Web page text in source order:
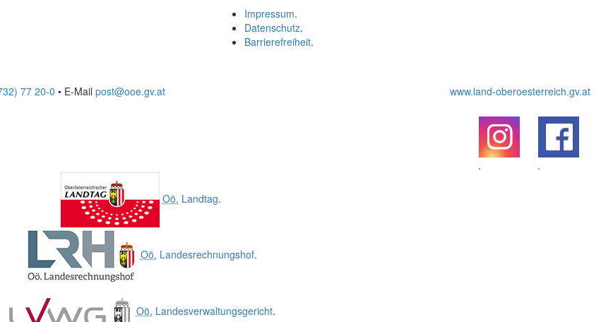
Impressum.
Datenschutz.
Barrierefreiheit.
77 20-0 • E-Mail post@ooe.gv.at www.land-oberoesterreich.gv.at
.
.
Oö. Landtag.
Oö. Landesrechnungshof.
Oö. Landesverwaltungsgericht.